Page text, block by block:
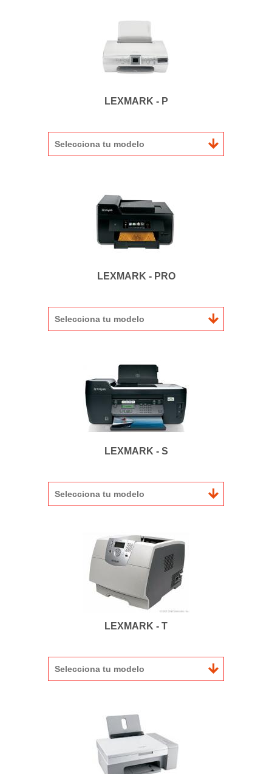
LEXMARK - P
Selecciona tu modelo
LEXMARK - PRO
Selecciona tu modelo
LEXMARK - S
Selecciona tu modelo
LEXMARK - T
Selecciona tu modelo